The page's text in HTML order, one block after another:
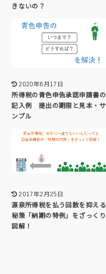
きないの？
2020年6月17日
所得税の青色申告承認申請書の
記入例 提出の期限と見本・サ
ンプル
2017年2月25日
源泉所得税を払う回数を抑える
秘策「納期の特例」をざっくり
図解！